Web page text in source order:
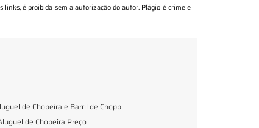
é proibida sem a autorização do autor. Plágio é crime e
de Chopeira e Barril de Chopp
de Chopeira Preço